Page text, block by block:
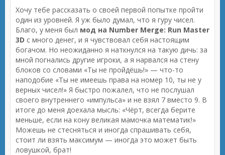
Хочу тебе рассказать о своей первой попытке пройти
один из уровней. Я уж было думал, что я гуру чисел.
Благо, у меня был мод на Number Merge: Run Master
3D с много денег, и я чувствовал себя настоящим
богачом. Но неожиданно я наткнулся на такую дичь: за
мной погнались другие игроки, а я нарвался на стену
блоков со словами «Ты не пройдёшь!» — что-то
наподобие «Ты не имеешь права на номер 10, ты не у
верных чисел!» Я быстро пожалел, что не послушал
своего внутреннего «импульса» и не взял 7 вместо 9. В
итоге до меня доехала мысль: «Чёрт, всегда берите
меньше, если на кону великая мамочка математик!»
Можешь не стесняться и иногда спрашивать себя,
стоит ли взять максимум — иногда это может быть
ловушкой, брат!